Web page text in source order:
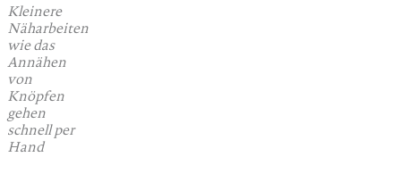
Kleinere
Näharbeiten
wie das
Annähen
von
Knöpfen
gehen
schnell per
Hand